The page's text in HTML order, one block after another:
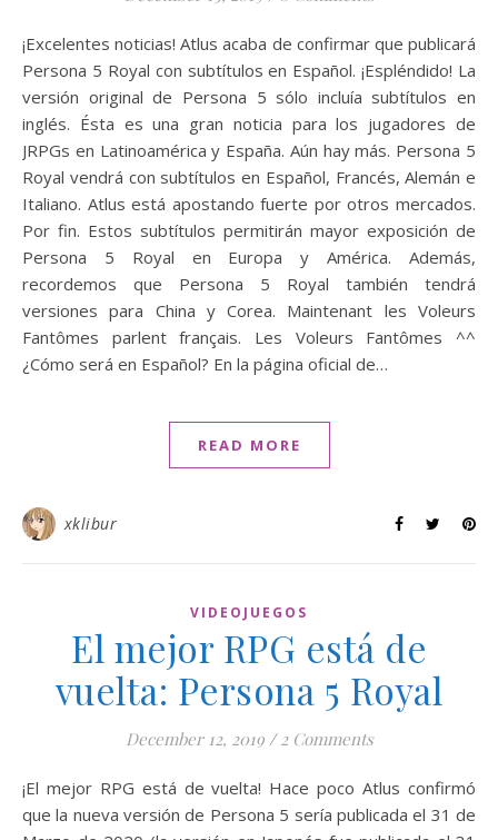
¡Excelentes noticias! Atlus acaba de confirmar que publicará
Persona 5 Royal con subtítulos en Español. ¡Espléndido! La
versión original de Persona 5 sólo incluía subtítulos en
inglés. Ésta es una gran noticia para los jugadores de
JRPGs en Latinoamérica y España. Aún hay más. Persona 5
Royal vendrá con subtítulos en Español, Francés, Alemán e
Italiano. Atlus está apostando fuerte por otros mercados.
Por fin. Estos subtítulos permitirán mayor exposición de
Persona 5 Royal en Europa y América. Además,
recordemos que Persona 5 Royal también tendrá
versiones para China y Corea. Maintenant les Voleurs
Fantômes parlent français. Les Voleurs Fantômes ^^
¿Cómo será en Español? En la página oficial de…
READ MORE
xklibur
VIDEOJUEGOS
El mejor RPG está de
vuelta: Persona 5 Royal
December 12, 2019 / 2 Comments
¡El mejor RPG está de vuelta! Hace poco Atlus confirmó
que la nueva versión de Persona 5 sería publicada el 31 de